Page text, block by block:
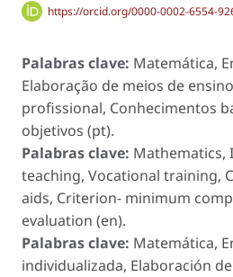
https://orcid.org/0000-0002-6554-
Palabras clave: Matemática,
Elaboração de meios de
profissional, Conhecimentos
objetivos (pt).
Palabras clave: Mathematics,
teaching, Vocational training,
aids, Criterion- minimum
evaluation (en).
Palabras clave: Matemática,
individualizada, Elaboración